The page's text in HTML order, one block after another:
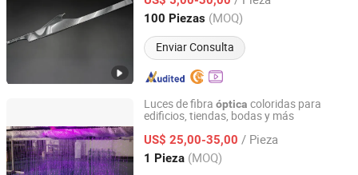
100 Piezas (MOQ)
Enviar Consulta
Sichuan, China Desde 2026
Luces de fibra óptica coloridas para
edificios, tiendas, bodas y más
US$ 25,00-35,00 / Pieza
1 Pieza (MOQ)
Guangzhou Gliszen Technology Co., Ltd
Guangdong, China Desde 2023